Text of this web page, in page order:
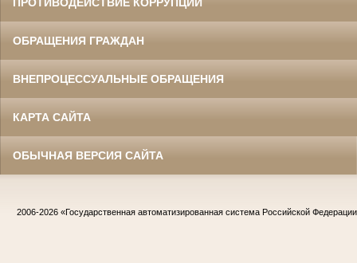
ОБРАЩЕНИЯ ГРАЖДАН
ВНЕПРОЦЕССУАЛЬНЫЕ ОБРАЩЕНИЯ
КАРТА САЙТА
ОБЫЧНАЯ ВЕРСИЯ САЙТА
2006-2026 «Государственная автоматизированная система Российской